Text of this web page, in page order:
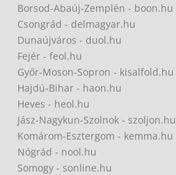
Borsod-Abaúj-Zemplén - boon.hu
Csongrád - delmagyar.hu
Dunaújváros - duol.hu
Fejér - feol.hu
Győr-Moson-Sopron - kisalfold.hu
Hajdú-Bihar - haon.hu
Heves - heol.hu
Jász-Nagykun-Szolnok - szoljon.hu
Komárom-Esztergom - kemma.hu
Nógrád - nool.hu
Somogy - sonline.hu